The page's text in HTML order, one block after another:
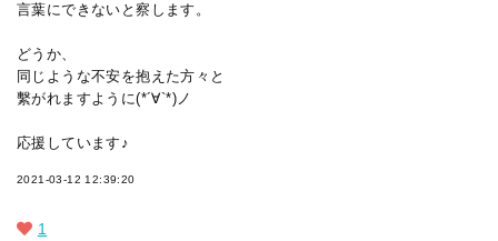
言葉にできないと察します。
どうか、
同じような不安を抱えた方々と
繫がれますように(*´∀`*)ノ
応援しています♪
2021-03-12 12:39:20
1